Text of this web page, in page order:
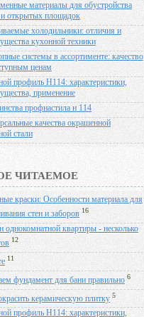
материалы для обустройства
открытых площадок
холодильники: отличия и
кухонной техники
системы в ассортименте: качество
ценам
профиль Н114: характеристики,
применение
профнастила н 114
качества окрашенной
стали
ЧИТАЕМОЕ
краски: Особенности материала для
стен и заборов 16
однокомнатной квартиры - несколько
12
11
фундамент для бани правильно 6
керамическую плитку 5
профиль Н114: характеристики,